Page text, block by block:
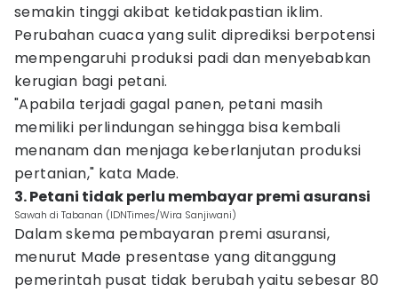
semakin tinggi akibat ketidakpastian iklim.
Perubahan cuaca yang sulit diprediksi berpotensi
mempengaruhi produksi padi dan menyebabkan
kerugian bagi petani.
"Apabila terjadi gagal panen, petani masih
memiliki perlindungan sehingga bisa kembali
menanam dan menjaga keberlanjutan produksi
pertanian," kata Made.
3. Petani tidak perlu membayar premi asuransi
Sawah di Tabanan (IDNTimes/Wira Sanjiwani)
Dalam skema pembayaran premi asuransi,
menurut Made presentase yang ditanggung
pemerintah pusat tidak berubah yaitu sebesar 80